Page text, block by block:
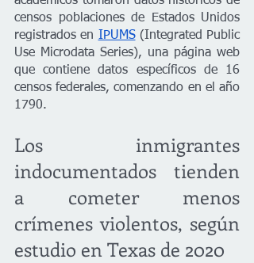
censos poblaciones de Estados Unidos
registrados en IPUMS (Integrated Public
Use Microdata Series), una página web
que contiene datos específicos de 16
censos federales, comenzando en el año
1790.
Los inmigrantes
indocumentados tienden
a cometer menos
crímenes violentos, según
estudio en Texas de 2020